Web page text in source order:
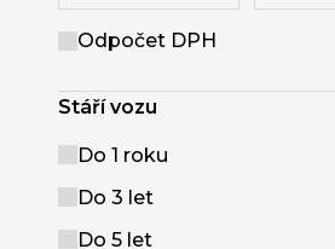
Odpočet DPH
Stáří vozu
Do 1 roku
Do 3 let
Do 5 let